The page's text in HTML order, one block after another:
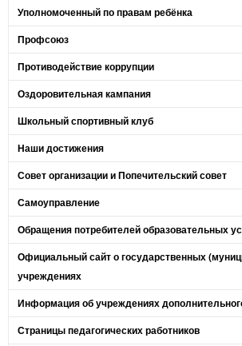
Уполномоченный по правам ребёнка
Профсоюз
Противодействие коррупции
Оздоровительная кампания
Школьный спортивный клуб
Наши достижения
Совет организации и Попечительский совет
Самоуправление
Обращения потребителей образовательных
Официальный сайт о государственных
учреждениях
Информация об учреждениях
Страницы педагогических работников